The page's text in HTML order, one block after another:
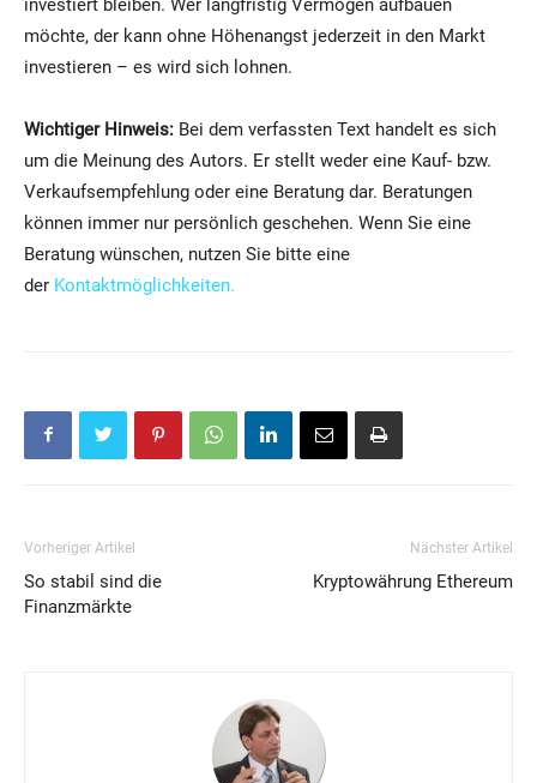
investiert bleiben. Wer langfristig Vermögen aufbauen
möchte, der kann ohne Höhenangst jederzeit in den Markt
investieren – es wird sich lohnen.
Wichtiger Hinweis: Bei dem verfassten Text handelt es sich
um die Meinung des Autors. Er stellt weder eine Kauf- bzw.
Verkaufsempfehlung oder eine Beratung dar. Beratungen
können immer nur persönlich geschehen. Wenn Sie eine
Beratung wünschen, nutzen Sie bitte eine
der Kontaktmöglichkeiten.
Vorheriger Artikel
So stabil sind die
Finanzmärkte
Nächster Artikel
Kryptowährung Ethereum